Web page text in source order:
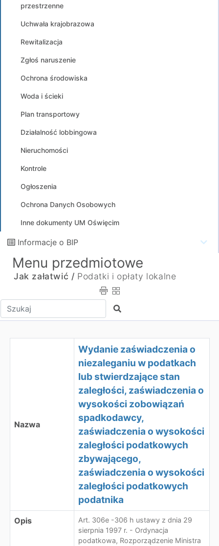
przestrzenne
Uchwała krajobrazowa
Rewitalizacja
Zgłoś naruszenie
Ochrona środowiska
Woda i ścieki
Plan transportowy
Działalność lobbingowa
Nieruchomości
Kontrole
Ogłoszenia
Ochrona Danych Osobowych
Inne dokumenty UM Oświęcim
Informacje o BIP
Menu przedmiotowe
Jak załatwić / Podatki i opłaty lokalne
Wpisz tekst do wyszukania Szukaj
Nazwa
Wydanie zaświadczenia o
niezaleganiu w podatkach
lub stwierdzające stan
zaległości, zaświadczenia o
wysokości zobowiązań
spadkodawcy,
zaświadczenia o wysokości
zaległości podatkowych
zbywającego,
zaświadczenia o wysokości
zaległości podatkowych
podatnika
Opis
Art. 306e -306 h ustawy z dnia 29
sierpnia 1997 r. - Ordynacja
podatkowa, Rozporządzenie Ministra